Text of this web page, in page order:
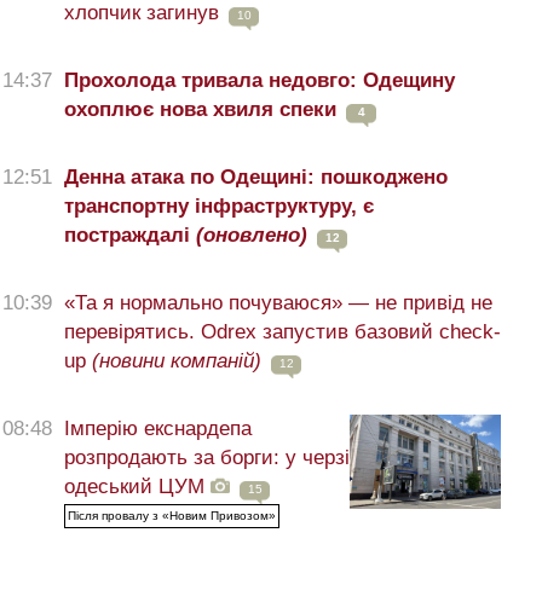
хлопчик загинув
10
14:37
Прохолода тривала недовго: Одещину
охоплює нова хвиля спеки
4
12:51 Денна атака по Одещині: пошкоджено
транспортну інфраструктуру, є
постраждалі (оновлено) 12
10:39 «Та я нормально почуваюся» — не привід не
перевірятись. Odrex запустив базовий check-
up (новини компаній) 12
08:48
Імперію екснардепа
розпродають за борги: у черзі
одеський ЦУМ
15
Після провалу з «Новим Привозом»